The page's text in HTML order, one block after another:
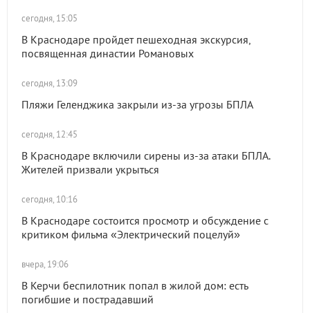
сегодня, 15:05
В Краснодаре пройдет пешеходная экскурсия,
посвященная династии Романовых
сегодня, 13:09
Пляжи Геленджика закрыли из-за угрозы БПЛА
сегодня, 12:45
В Краснодаре включили сирены из-за атаки БПЛА.
Жителей призвали укрыться
сегодня, 10:16
В Краснодаре состоится просмотр и обсуждение с
критиком фильма «Электрический поцелуй»
вчера, 19:06
В Керчи беспилотник попал в жилой дом: есть
погибшие и пострадавший